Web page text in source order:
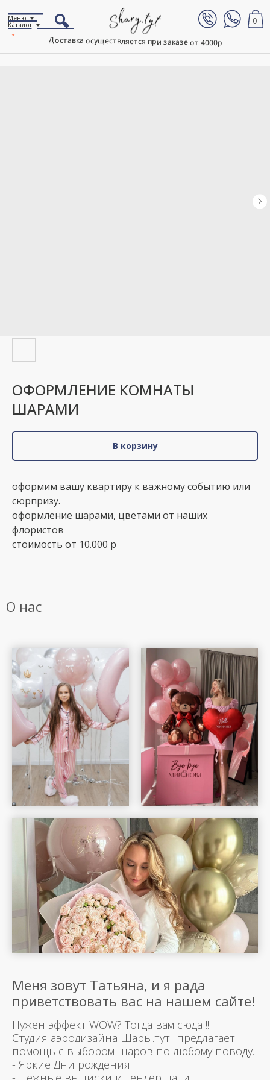
Доставка осуществляется при заказе от 4000р
0
Каталог
Меню
ОФОРМЛЕНИЕ КОМНАТЫ
ШАРАМИ
В корзину
оформим вашу квартиру к важному событию или
сюрпризу.
оформление шарами, цветами от наших
флористов
стоимость от 10.000 р
О нас
Меня зовут Татьяна, и я рада
приветствовать вас на нашем сайте!
Нужен эффект WOW? Тогда вам сюда !!!
Студия аэродизайна Шары.тут предлагает
помощь с выбором шаров по любому поводу.
- Яркие Дни рождения